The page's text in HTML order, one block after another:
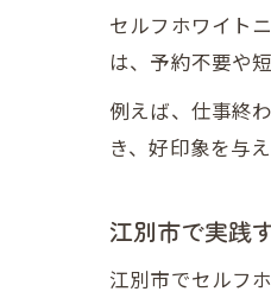
セルフホワイト
は、予約不要や
例えば、仕事終
き、好印象を与
江別市で実践
江別市でセルフ